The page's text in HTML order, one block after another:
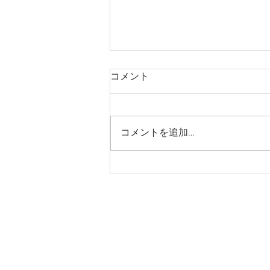
夏チャレパス2026 販売開始
コメント
コメントを追加…